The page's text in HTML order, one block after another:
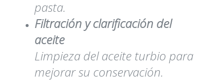
pasta.
Filtración y clarificación del
aceite
Limpieza del aceite turbio para
mejorar su conservación.